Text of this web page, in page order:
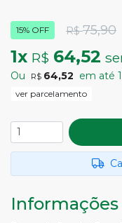
15% OFF R$75,90
1x R$ 64,52
Ou R$ 64,52 em até 1
ver parcelamento